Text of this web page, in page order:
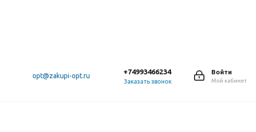
Войти
Мой кабинет
+74993466234
Заказать звонок
opt@zakupi-opt.ru